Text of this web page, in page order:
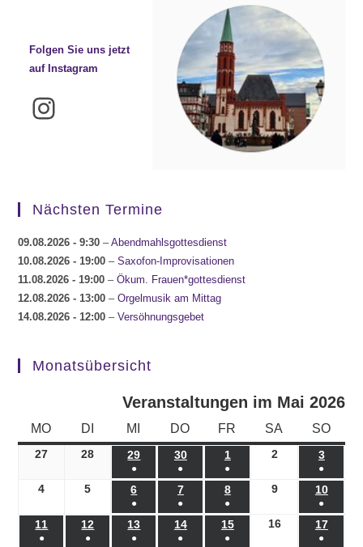
Folgen Sie uns jetzt
auf Instagram
Instagram
Nächsten Termine
09.08.2026 - 9:30 –Abendmahlsgottesdienst
10.08.2026 - 19:00 –Saxofon-Improvisationen
11.08.2026 - 19:00 –Ökum. Frauen*gottesdienst
12.08.2026 - 13:00 –Orgelmusik am Mittag
14.08.2026 - 12:00 –Versöhnungsgebet
Monatsübersicht
Veranstaltungen im Mai 2026
MO MONTAG
DI DIENSTAG
MI MITTWOCH
DO DONNERSTAG
FR FREITAG
SA SAMSTAG
SO
27 27.04.2026
28 28.04.2026
29 29.04.2026
●
(1
Veranstaltung)
3030.04.2026
●
(1
Veranstaltung)
101.05.2026
●
(1
Veranstaltung)
202.05.2026
3
●
(1
4 04.05.2026
5 05.05.2026
6 06.05.2026
●
(1
Veranstaltung)
707.05.2026
●
(1
Veranstaltung)
808.05.2026
●
(1
Veranstaltung)
909.05.2026
10
●
(1
11 11.05.2026
●
12 12.05.2026
●
13 13.05.2026
●
1414.05.2026
●
1515.05.2026
●
1616.05.2026
17
●